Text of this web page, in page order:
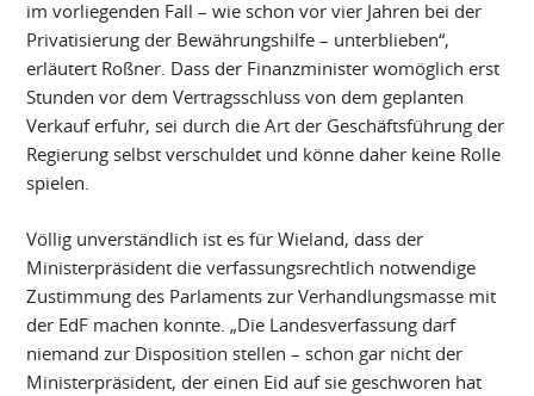
im vorliegenden Fall – wie schon vor vier Jahren bei der
Privatisierung der Bewährungshilfe – unterblieben“,
erläutert Roßner. Dass der Finanzminister womöglich erst
Stunden vor dem Vertragsschluss von dem geplanten
Verkauf erfuhr, sei durch die Art der Geschäftsführung der
Regierung selbst verschuldet und könne daher keine Rolle
spielen.
Völlig unverständlich ist es für Wieland, dass der
Ministerpräsident die verfassungsrechtlich notwendige
Zustimmung des Parlaments zur Verhandlungsmasse mit
der EdF machen konnte. „Die Landesverfassung darf
niemand zur Disposition stellen – schon gar nicht der
Ministerpräsident, der einen Eid auf sie geschworen hat